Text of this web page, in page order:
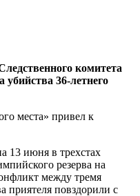
комитета
убийства 36-летнего
13 июня в трехстах
резерва на
между тремя
повздорили с